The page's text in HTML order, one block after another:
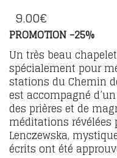
9.00€
PROMOTION -25%
Un très beau
spécialement pour
stations du Chemin
est accompagné
des prières et de
méditations révélées
Lenczewska,
écrits ont été